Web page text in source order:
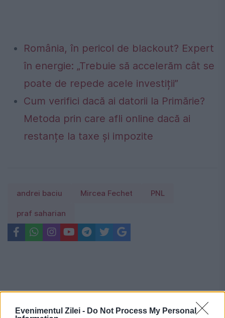
Evenimentul Zilei - Do Not Process My Personal
România, în pericol de blackout? Expert
în energie: „Trebuie să accelerăm cât se
poate de repede acele investiții”
Cum verifici dacă ai datorii la Primărie?
Metoda prin care afli online dacă ai
restanțe la taxe și impozite
andrei baciu Mircea Fechet PNL
praf saharian